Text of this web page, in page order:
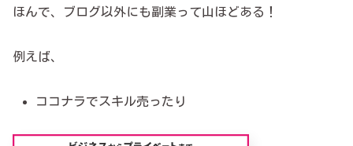
ほんで、ブログ以外にも副業って山ほどある！
例えば、
ココナラでスキル売ったり